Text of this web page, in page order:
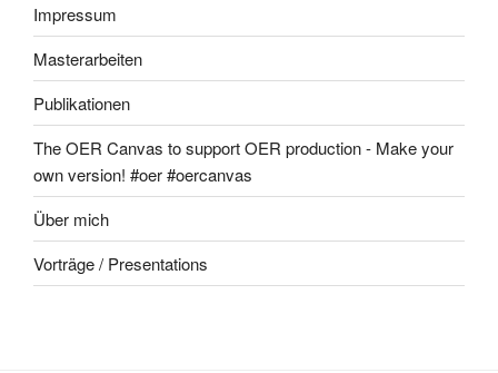
Impressum
Masterarbeiten
Publikationen
The OER Canvas to support OER production - Make your
own version! #oer #oercanvas
Über mich
Vorträge / Presentations